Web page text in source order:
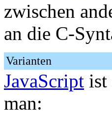
zwischen
an die C-
Varianten
JavaScript ist
man: